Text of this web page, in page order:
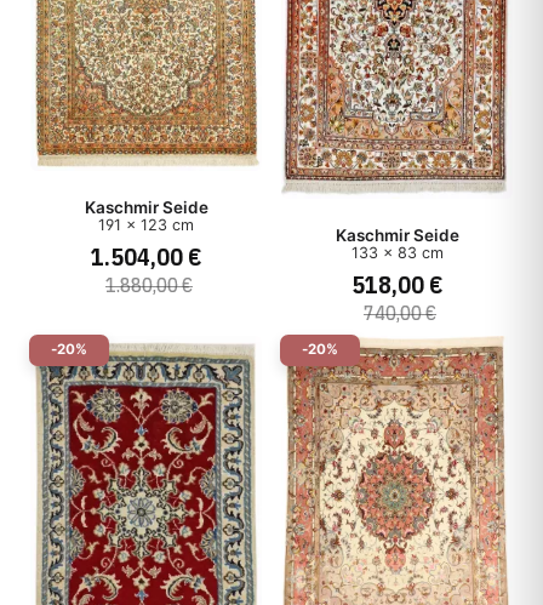
Kaschmir Seide
191 x 123 cm
1.504,00 €
1.880,00 €
Kaschmir Seide
133 x 83 cm
518,00 €
740,00 €
-20% -20%